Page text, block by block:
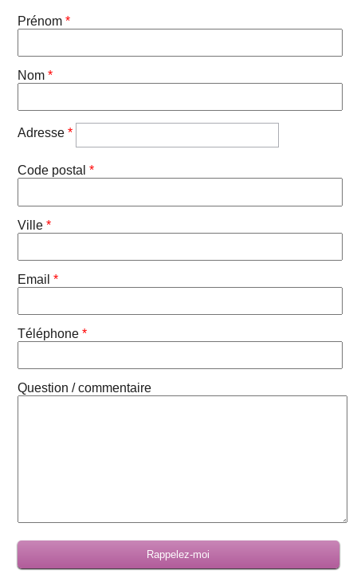
Prénom*
Nom*
Adresse*
Code postal*
Ville*
Email*
Téléphone*
Question / commentaire